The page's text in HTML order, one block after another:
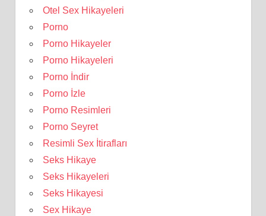
Otel Sex Hikayeleri
Porno
Porno Hikayeler
Porno Hikayeleri
Porno İndir
Porno İzle
Porno Resimleri
Porno Seyret
Resimli Sex İtirafları
Seks Hikaye
Seks Hikayeleri
Seks Hikayesi
Sex Hikaye